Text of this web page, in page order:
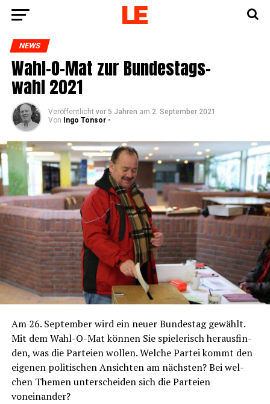
NEWS
Wahl-O-Mat zur Bun­des­tags­
wahl 2021
Veröffentlicht vor 5 Jahren am 2. September 2021
Von
Ingo Tonsor -
Am 26. Sep­tem­ber wird ein neu­er Bun­des­tag gewählt.
Mit dem Wahl-O-Mat kön­nen Sie spie­le­risch her­aus­fin­
den, was die Par­tei­en wol­len. Wel­che Par­tei kommt den
eige­nen poli­ti­schen Ansich­ten am nächs­ten? Bei wel­
chen The­men unter­schei­den sich die Par­tei­en
voneinander?